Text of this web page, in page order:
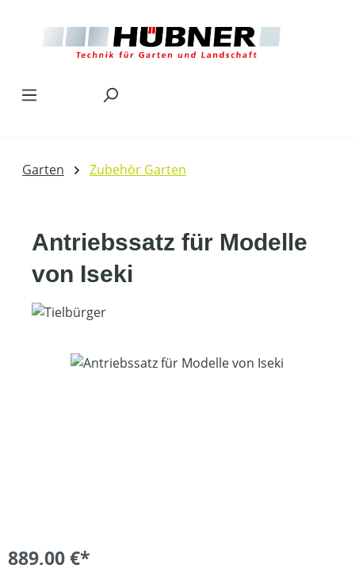
Garten Zubehör Garten
Antriebssatz für Modelle
von Iseki
Bildergalerie überspringen
889,00 €*